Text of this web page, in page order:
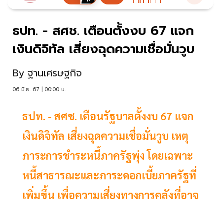
ธปท. - สศช. เตือนตั้งงบ 67 แจก
เงินดิจิทัล เสี่ยงฉุดความเชื่อมั่นวูบ
By ฐานเศรษฐกิจ
06 มิ.ย. 67 | 00:00 น.
ธปท. - สศช. เตือนรัฐบาลตั้งงบ 67 แจก
เงินดิจิทัล เสี่ยงฉุดความเชื่อมั่นวูบ เหตุ
ภาระการชำระหนี้ภาครัฐพุ่ง โดยเฉพาะ
หนี้สาธารณะและภาระดอกเบี้ยภาครัฐที่
เพิ่มขึ้น เพื่อความเสี่ยงทางการคลังที่อาจ